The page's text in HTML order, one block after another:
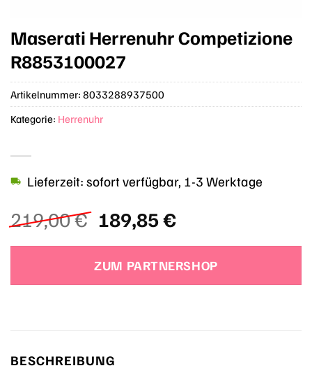
Maserati Herrenuhr Competizione
R8853100027
219,00€ Ursprünglicher
Preis
war:
219,00 €
189,85€Aktueller
ist:
189,85 €.
Lieferzeit: sofort verfügbar, 1-3 Werktage
ZUM PARTNERSHOP
Artikelnummer: 8033288937500
Kategorie: Herrenuhr
BESCHREIBUNG